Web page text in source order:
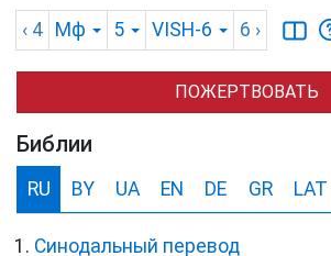
‹ 4 Мф 5 VISH-6 6 ›
ПОЖЕРТВОВАТЬ
Библии
RU BY UA EN DE GR LAT
Синодальный перевод